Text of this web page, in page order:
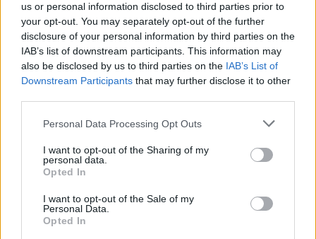
us or personal information disclosed to third parties prior to
your opt-out. You may separately opt-out of the further
disclosure of your personal information by third parties on the
IAB’s list of downstream participants. This information may
also be disclosed by us to third parties on the IAB’s List of
Downstream Participants that may further disclose it to other
Personal Data Processing Opt Outs
I want to opt-out of the Sharing of my
personal data.
Opted In
I want to opt-out of the Sale of my
Personal Data.
Opted In
Tok imot kulturprisen
Fjell-Ljom arbeider etterVær Varsom-
Den som mener seg rammet av urettmessig
medieomtale, oppfordres til å ta kontakt
med redaksjonen.